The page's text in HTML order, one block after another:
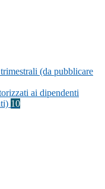
(da pubblicare
ai dipendenti
10